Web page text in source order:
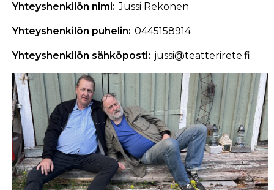
Yhteyshenkilön nimi Jussi Rekonen
Yhteyshenkilön puhelin 0445158914
Yhteyshenkilön sähköposti jussi@teatterirete.fi